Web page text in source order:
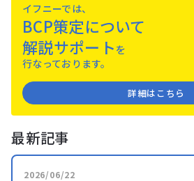
イフニーでは、
BCP策定について
解説サポート を
⾏なっております。
詳細はこちら
最新記事
2026/06/22